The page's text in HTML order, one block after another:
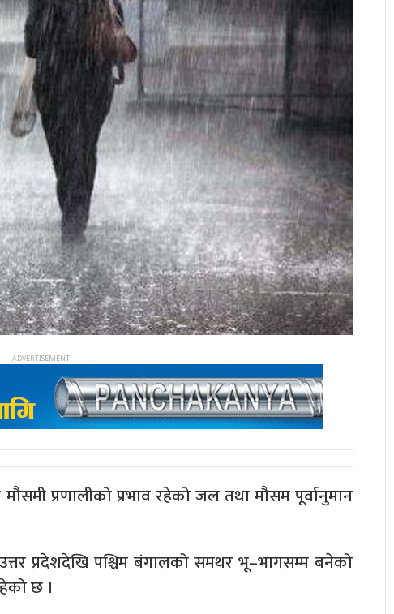
प्रणालीको प्रभाव रहेको जल तथा मौसम पूर्वानुमान
प्रदेशदेखि पश्चिम बंगालको समथर भू–भागसम्म बनेको
छ ।